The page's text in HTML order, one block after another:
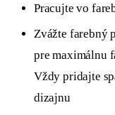
Pracujte vo
Zvážte farebný
pre maximálnu
Vždy pridajte
dizajnu